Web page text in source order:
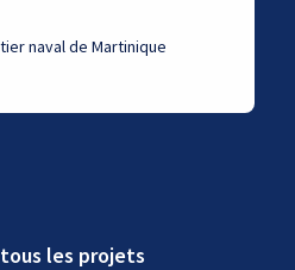
naval de Martinique
les projets